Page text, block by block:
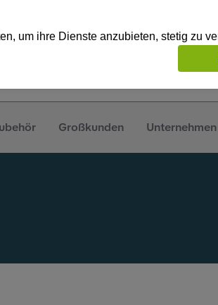
Großkunden Unternehmen